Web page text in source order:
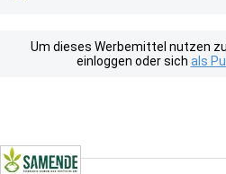
Um dieses Werbemittel nutzen
einloggen oder sich als